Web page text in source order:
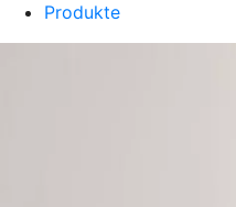
Produkte